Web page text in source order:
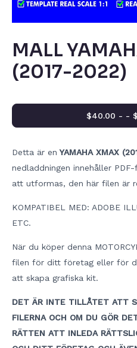
MALL
(2017-2022)
Detta är en YAMAHA XMAX
nedladdningen innehåller
att utformas, den här filen är
KOMPATIBEL MED: ADOBE
ETC.
När du köper denna
filen för ditt företag eller för
att skapa grafiska kit.
DET ÄR INTE TILLÅTET ATT
FILERNA OCH OM DU GÖR
RÄTTEN ATT INLEDA
$40.00 - -